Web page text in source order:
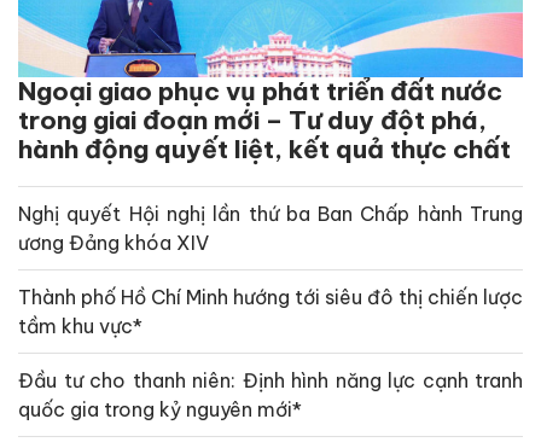
Ngoại giao phục vụ phát triển đất nước
trong giai đoạn mới – Tư duy đột phá,
hành động quyết liệt, kết quả thực chất
Nghị quyết Hội nghị lần thứ ba Ban Chấp hành Trung
ương Đảng khóa XIV
Thành phố Hồ Chí Minh hướng tới siêu đô thị chiến lược
tầm khu vực*
Đầu tư cho thanh niên: Định hình năng lực cạnh tranh
quốc gia trong kỷ nguyên mới*